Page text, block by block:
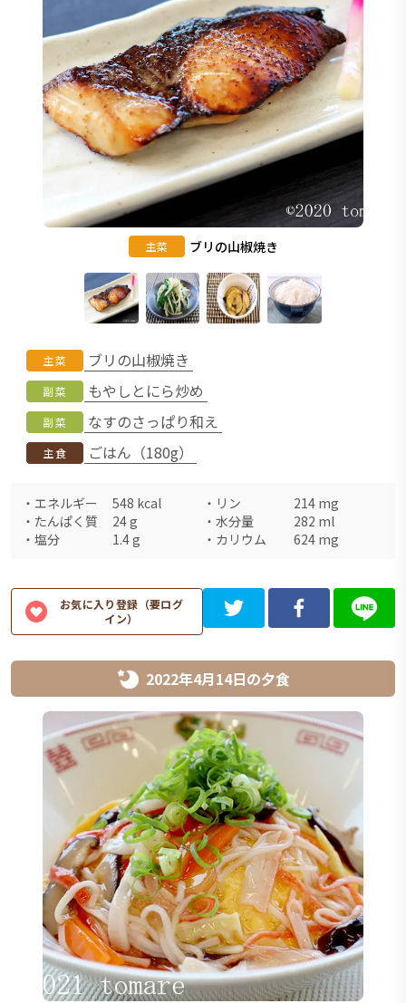
主菜 ブリの山椒焼き
主菜 ブリの山椒焼き
副菜 もやしとにら炒め
副菜 なすのさっぱり和え
主食 ごはん（180g）
・ エネルギー 548 kcal ・ リン 214 mg
・ たんぱく質 24g ・ 水分量 282 ml
・ 塩分 1.4g ・ カリウム 624 mg
お気に入り登録（要ログ
イン）
2022年4月14日の夕食